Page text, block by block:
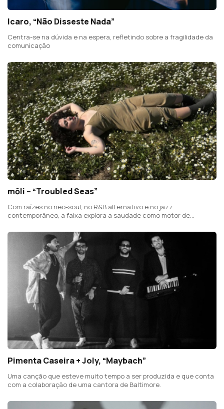
Icaro, “Não Disseste Nada”
Centra-se na dúvida e na espera, refletindo sobre a fragilidade da
comunicação
mōli – “Troubled Seas”
Com raízes no neo-soul, no R&B alternativo e no jazz
contemporâneo, a faixa explora a saudade como motor de
Pimenta Caseira + Joly, “Maybach”
Uma canção que esteve muito tempo a ser produzida e que conta
com a colaboração de uma cantora de Baltimore.